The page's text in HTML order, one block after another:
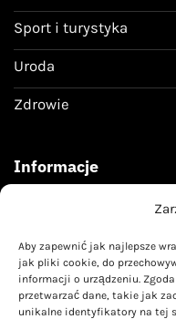
Aby zapewnić jak najlepsze
jak pliki cookie, do
informacji o urządzeniu.
przetwarzać dane, takie jak
unikalne identyfikatory na tej
Sport i turystyka
Uroda
Zdrowie
Informacje
Polityka prywatności
Kontakt